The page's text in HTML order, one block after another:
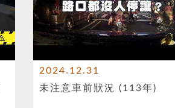
2024.12.31
未注意車前狀況 (113年)